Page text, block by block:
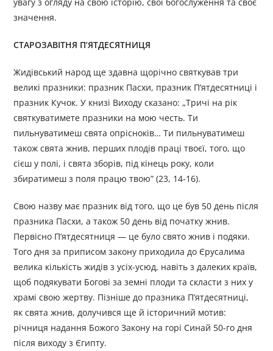
значення.
СТАРОЗАВІТНЯ П’ЯТДЕСЯТНИЦЯ
Жидівський народ ще здавна щорічно святкував три
великі празники: празник Пасхи, празник П’ятдесятниці і
празник Кучок. У книзі Виходу сказано: „Тричі на рік
святкуватимете празники на мою честь. Ти
пильнуватимеш свята опрісноків… Ти пильнуватимеш
також свята жнив, перших плодів праці твоєї, того, що
сієш у полі, і свята зборів, під кінець року, коли
збиратимеш з поля працю твою” (23, 14-16).
Свою назву має празник від того, що це був 50 день після
празника Пасхи, а також 50 день від початку жнив.
Первісно П’ятдесятниця — це було свято жнив і подяки.
Того дня за приписом закону приходила до Єрусалима
велика кількість жидів з усіх-усюд, навіть з далеких країв,
щоб подякувати Богові за земні плоди та скласти з них у
храмі свою жертву. Пізніше до празника П’ятдесятниці,
як свята жнив, долучився ще й історичний мотив:
річниця надання Божого Закону на горі Синай 50-го дня
після виходу з Єгипту.